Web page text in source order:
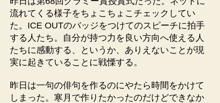
流れてくる様子をちょこちょこチェックしてい
た。ICE OUTのバッジをつけてのスピーチに拍手
する人たち。自分が持つ力を良い方向へ使える人
たちに感動する、というか、ありえないことが現
実に起きていることに戦慄する。
昨日は一句の俳句を作るのにやたら時間をかけて
しまった。寒月で作りたかったのだけどできなか